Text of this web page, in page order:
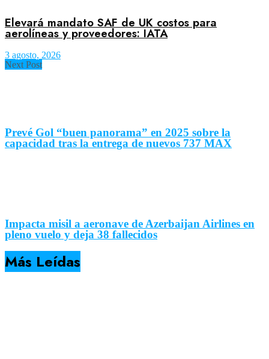
Elevará mandato SAF de UK costos para
aerolíneas y proveedores: IATA
3 agosto, 2026
Next Post
Prevé Gol “buen panorama” en 2025 sobre la
capacidad tras la entrega de nuevos 737 MAX
Impacta misil a aeronave de Azerbaijan Airlines en
pleno vuelo y deja 38 fallecidos
Más Leídas